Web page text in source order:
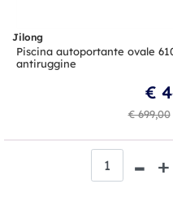
Jilong
Piscina autoportante ovale
antiruggine
€ 699,00
€